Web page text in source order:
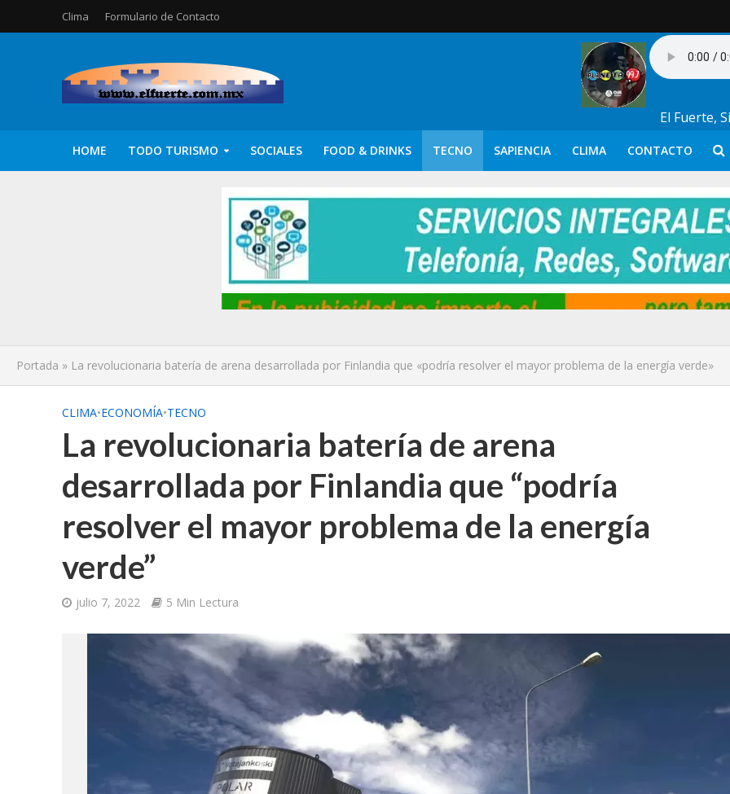
Clima Formulario de Contacto
El Fuerte,
HOME TODO TURISMO SOCIALES FOOD & DRINKS TECNO SAPIENCIA CLIMA CONTACTO
Portada » La revolucionaria batería de arena desarrollada por Finlandia que «podría resolver el mayor problema de la energía verde»
CLIMA•ECONOMÍA•TECNO
La revolucionaria batería de arena
desarrollada por Finlandia que “podría
resolver el mayor problema de la energía
verde”
julio 7, 2022 5 Min Lectura